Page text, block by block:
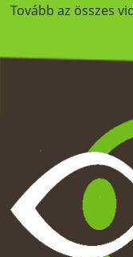
Tovább az összes